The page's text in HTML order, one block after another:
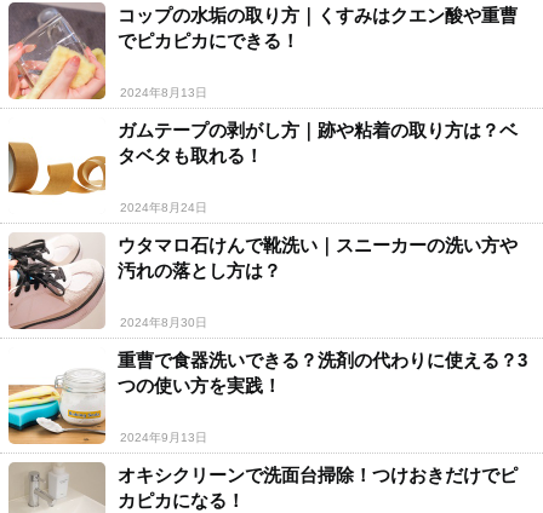
コップの水垢の取り方｜くすみはクエン酸や重曹
でピカピカにできる！
2024年8月13日
ガムテープの剥がし方｜跡や粘着の取り方は？ベ
タベタも取れる！
2024年8月24日
ウタマロ石けんで靴洗い｜スニーカーの洗い方や
汚れの落とし方は？
2024年8月30日
重曹で食器洗いできる？洗剤の代わりに使える？3
つの使い方を実践！
2024年9月13日
オキシクリーンで洗面台掃除！つけおきだけでピ
カピカになる！